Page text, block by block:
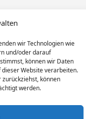
wir Technologien wie
und/oder darauf
können wir Daten
Website verarbeiten.
können
werden.